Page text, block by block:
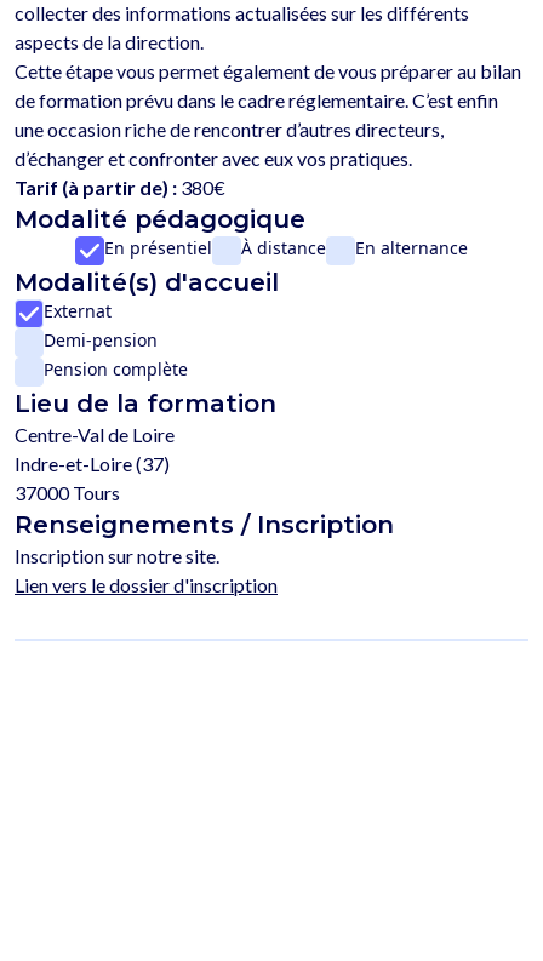
collecter des informations actualisées sur les différents
aspects de la direction.
Cette étape vous permet également de vous préparer au bilan
de formation prévu dans le cadre réglementaire. C’est enfin
une occasion riche de rencontrer d’autres directeurs,
Tarif (à partir de) : 380€
Modalité pédagogique
En présentiel À distance En alternance
Modalité(s) d'accueil
Externat
Demi-pension
Pension complète
Lieu de la formation
Centre-Val de Loire
Indre-et-Loire (37)
37000 Tours
Renseignements / Inscription
Inscription sur notre site.
Lien vers le dossier d'inscription